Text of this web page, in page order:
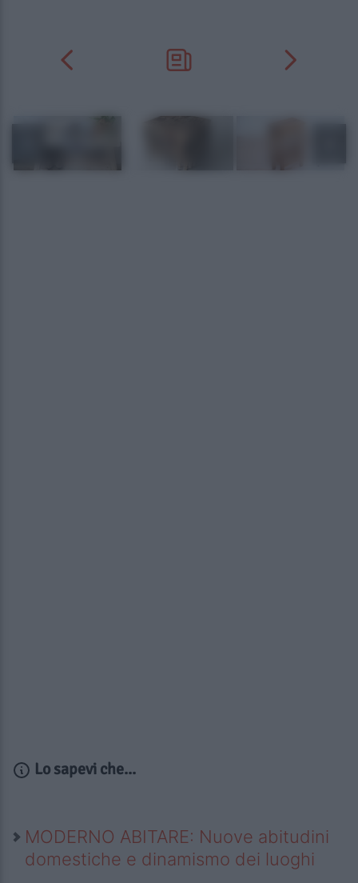
Lo sapevi che...
MODERNO ABITARE: Nuove abitudini
domestiche e dinamismo dei luoghi